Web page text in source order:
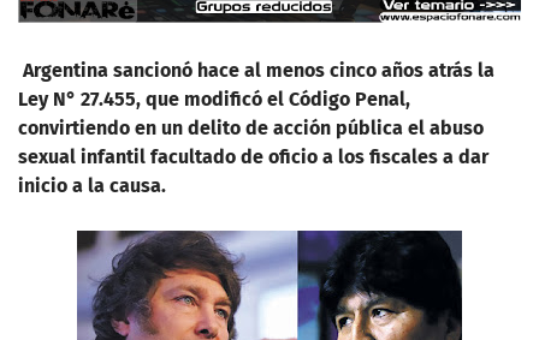
Argentina sancionó hace al menos cinco años atrás la
Ley N° 27.455, que modificó el Código Penal,
convirtiendo en un delito de acción pública el abuso
sexual infantil facultado de oficio a los fiscales a dar
inicio a la causa.